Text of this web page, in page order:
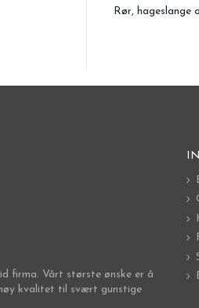
Rør, hageslange
firma. Vårt største ønske er å
kvalitet til svært gunstige